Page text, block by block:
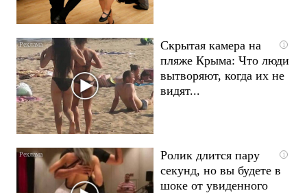
i
Скрытая камера на
пляже Крыма: Что люди
вытворяют, когда их не
видят...
i
Ролик длится пару
секунд, но вы будете в
шоке от увиденного